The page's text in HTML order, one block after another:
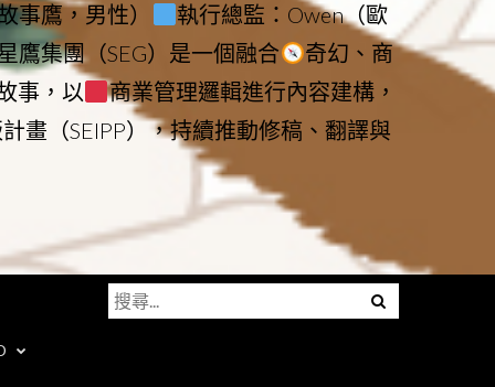
事鷹，男性）
執行總監：Owen（歐
鷹集團（SEG）是一個融合
奇幻、商
事，以
商業管理邏輯進行內容建構，
畫（SEIPP），持續推動修稿、翻譯與
Menu
搜
尋